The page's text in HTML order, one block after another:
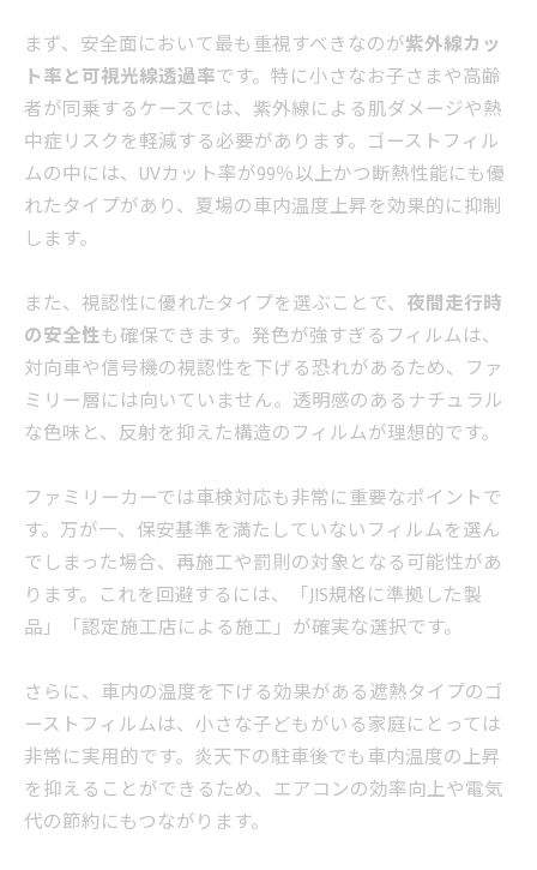
まず、安全面において最も重視すべきなのが紫外線カッ
ト率と可視光線透過率です。特に小さなお子さまや高齢
者が同乗するケースでは、紫外線による肌ダメージや熱
中症リスクを軽減する必要があります。ゴーストフィル
ムの中には、UVカット率が99％以上かつ断熱性能にも優
れたタイプがあり、夏場の車内温度上昇を効果的に抑制
します。
また、視認性に優れたタイプを選ぶことで、 夜間走行時
の安全性も確保できます。発色が強すぎるフィルムは、
対向車や信号機の視認性を下げる恐れがあるため、ファ
ミリー層には向いていません。透明感のあるナチュラル
な色味と、反射を抑えた構造のフィルムが理想的です。
ファミリーカーでは車検対応も非常に重要なポイントで
す。万が一、保安基準を満たしていないフィルムを選ん
でしまった場合、再施工や罰則の対象となる可能性があ
ります。これを回避するには、「JIS規格に準拠した製
品」「認定施工店による施工」が確実な選択です。
さらに、車内の温度を下げる効果がある遮熱タイプのゴ
ーストフィルムは、小さな子どもがいる家庭にとっては
非常に実用的です。炎天下の駐車後でも車内温度の上昇
を抑えることができるため、エアコンの効率向上や電気
代の節約にもつながります。